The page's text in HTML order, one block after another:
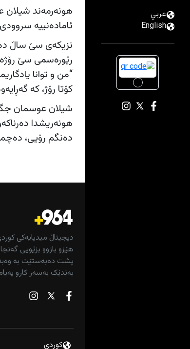
عربي
English
هونەرمەند شیلان
ئامادەنییە
نزیکەی سێ ساڵ
“من و توانا
کۆتا رۆژ، کە
شیلان عوسمان
هونەریشدا
دەنگم رۆیی،
دیجیتاڵ میدیایەکی
هێزو بازوو بزێویی
پشت دەبەستێت بە
بەندێک بەسەر کارو
كوردى